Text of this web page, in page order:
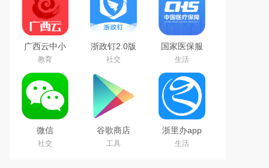
广西云中小
学空中课堂
app
教育
浙政钉2.0版
下载官方安
卓版
社交
国家医保服
务平台app
官方安卓版
生活
微信
WeChat
社交
谷歌商店
google play
store最新版
工具
浙里办app
官方下载
2026手机版
生活